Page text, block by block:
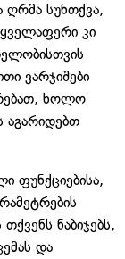
ღრმა სუნთქვა,
კი
ვარჯიშები
ხოლო
აგარიდებთ
ფუნქციებისა,
ნაბიჯებს,
და